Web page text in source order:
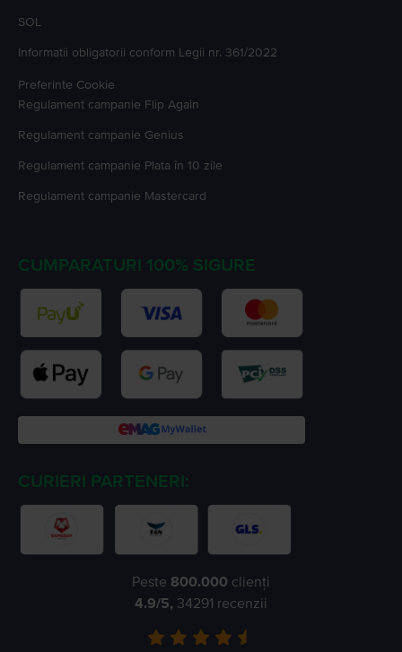
SOL
Informatii obligatorii conform Legii nr. 361/2022
Preferinte Cookie
Regulament campanie Flip Again
Regulament campanie Genius
Regulament campanie Plata în 10 zile
Regulament campanie Mastercard
CUMPARATURI 100% SIGURE
CURIERI PARTENERI:
Peste 800.000 clienți
4.9/5, 34291 recenzii